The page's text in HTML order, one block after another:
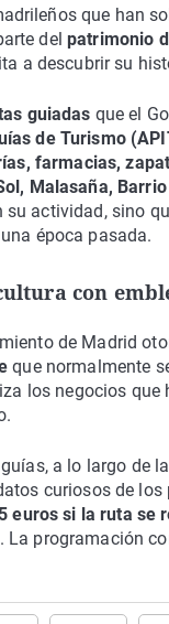
que han
delpatrimonio
a descubrir su
guiadas que el
de Turismo
farmacias,
Malasaña,
actividad, sino
época pasada.
con
de Madrid
que normalmente
los negocios
a lo largo de
curiosos de
euros si la ruta se
La programación